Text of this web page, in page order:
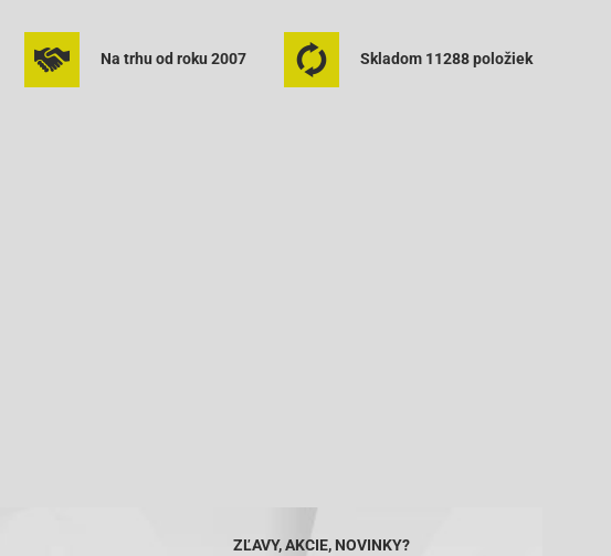
Na trhu od roku 2007 Skladom 11288 položiek
ZĽAVY, AKCIE, NOVINKY?